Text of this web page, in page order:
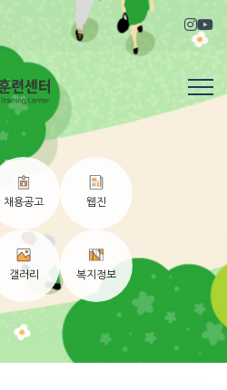
채용공고 웹진
갤러리 복지정보